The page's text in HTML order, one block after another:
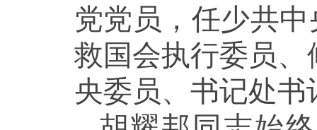
党党员，任少共
救国会执行委员
央委员、书记处